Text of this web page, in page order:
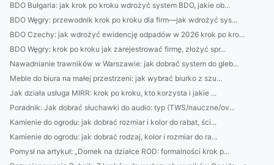
BDO Bułgaria: jak krok po kroku wdrożyć system BDO, jakie ob...
BDO Węgry: przewodnik krok po kroku dla firm—jak wdrożyć sys...
BDO Czechy: jak wdrożyć ewidencję odpadów w 2026 krok po kro...
BDO Węgry: krok po kroku jak zarejestrować firmę, złożyć spr...
Nawadnianie trawników w Warszawie: jak dobrać system do gleb...
Meble do biura na małej przestrzeni: jak wybrać biurko z szu...
Jak działa usługa MIRR: krok po kroku, kto korzysta i jakie ...
Poradnik: Jak dobrać słuchawki do audio: typ (TWS/nauczne/ov...
Kamienie do ogrodu: jak dobrać rozmiar i kolor do rabat, ści...
Kamienie do ogrodu: jak dobrać rodzaj, kolor i rozmiar do ra...
Pomysł na artykuł: „Domek na działce ROD: formalności krok p...